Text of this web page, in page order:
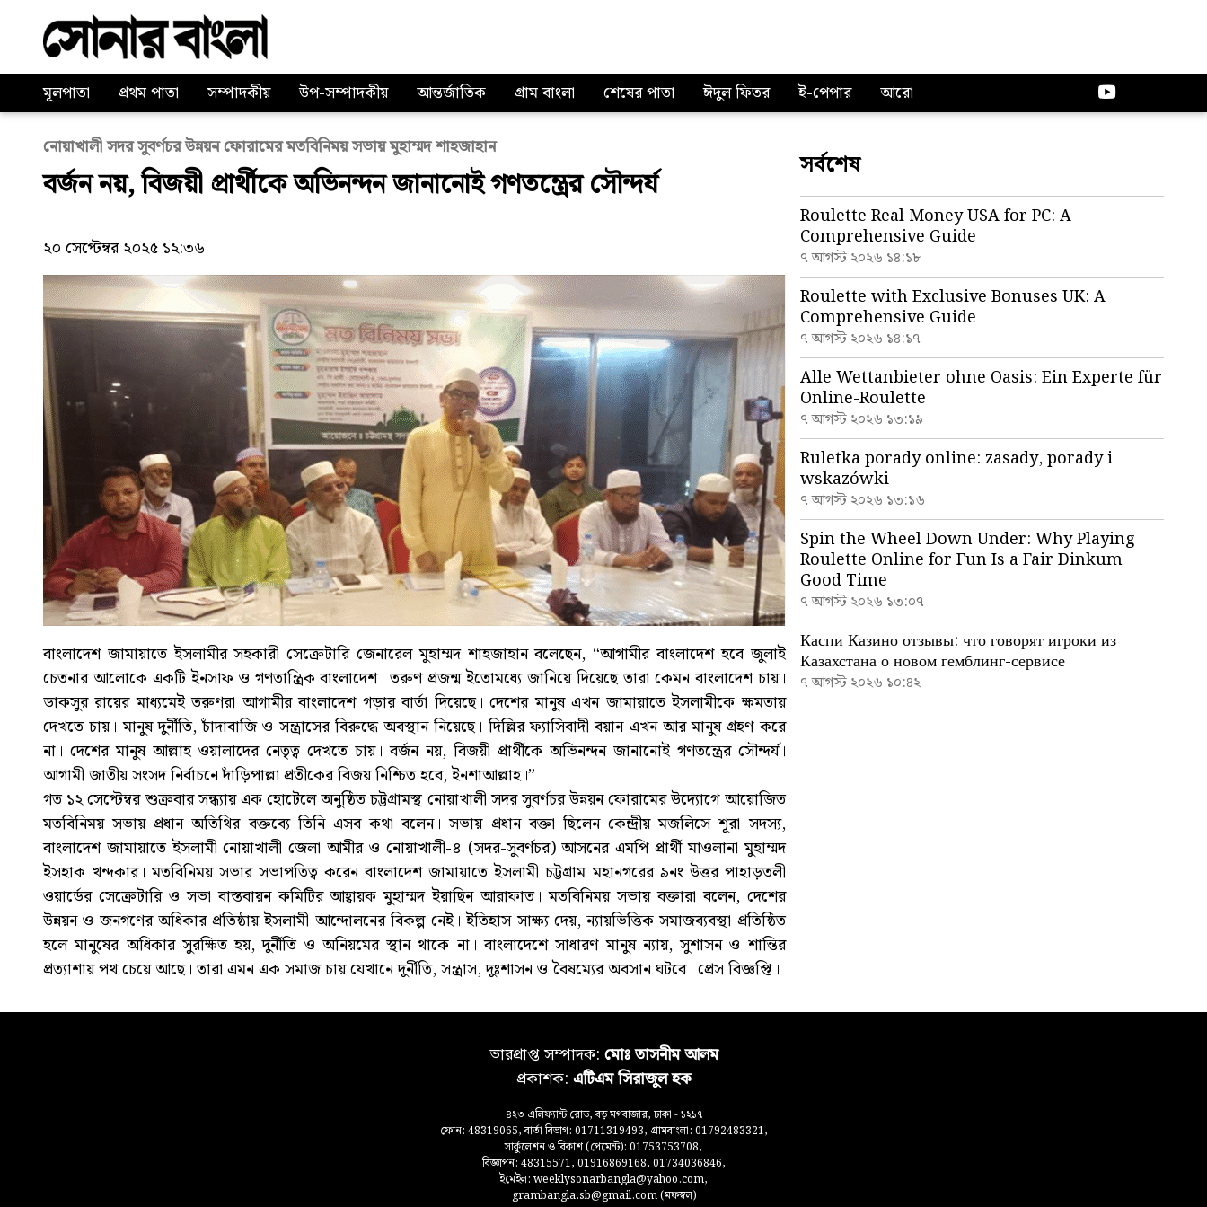
মূলপাতা প্রথম পাতা সম্পাদকীয় উপ-সম্পাদকীয় আন্তর্জাতিক গ্রাম বাংলা শেষের পাতা ঈদুল ফিতর ই-পেপার আরো
নোয়াখালী সদর সুবর্ণচর উন্নয়ন ফোরামের মতবিনিময় সভায় মুহাম্মদ শাহজাহান
বর্জন নয়, বিজয়ী প্রার্থীকে অভিনন্দন জানানোই গণতন্ত্রের সৌন্দর্য
২০ সেপ্টেম্বর ২০২৫ ১২:৩৬
বাংলাদেশ জামায়াতে ইসলামীর সহকারী সেক্রেটারি জেনারেল মুহাম্মদ শাহজাহান বলেছেন, “আগামীর বাংলাদেশ হবে জুলাই
চেতনার আলোকে একটি ইনসাফ ও গণতান্ত্রিক বাংলাদেশ। তরুণ প্রজন্ম ইতোমধ্যে জানিয়ে দিয়েছে তারা কেমন বাংলাদেশ চায়।
ডাকসুর রায়ের মাধ্যমেই তরুণরা আগামীর বাংলাদেশ গড়ার বার্তা দিয়েছে। দেশের মানুষ এখন জামায়াতে ইসলামীকে ক্ষমতায়
দেখতে চায়। মানুষ দুর্নীতি, চাঁদাবাজি ও সন্ত্রাসের বিরুদ্ধে অবস্থান নিয়েছে। দিল্লির ফ্যাসিবাদী বয়ান এখন আর মানুষ গ্রহণ করে
না। দেশের মানুষ আল্লাহ ওয়ালাদের নেতৃত্ব দেখতে চায়। বর্জন নয়, বিজয়ী প্রার্থীকে অভিনন্দন জানানোই গণতন্ত্রের সৌন্দর্য।
আগামী জাতীয় সংসদ নির্বাচনে দাঁড়িপাল্লা প্রতীকের বিজয় নিশ্চিত হবে, ইনশাআল্লাহ।”
গত ১২ সেপ্টেম্বর শুক্রবার সন্ধ্যায় এক হোটেলে অনুষ্ঠিত চট্টগ্রামস্থ নোয়াখালী সদর সুবর্ণচর উন্নয়ন ফোরামের উদ্যোগে আয়োজিত
মতবিনিময় সভায় প্রধান অতিথির বক্তব্যে তিনি এসব কথা বলেন। সভায় প্রধান বক্তা ছিলেন কেন্দ্রীয় মজলিসে শূরা সদস্য,
বাংলাদেশ জামায়াতে ইসলামী নোয়াখালী জেলা আমীর ও নোয়াখালী-৪ (সদর-সুবর্ণচর) আসনের এমপি প্রার্থী মাওলানা মুহাম্মদ
ইসহাক খন্দকার। মতবিনিময় সভার সভাপতিত্ব করেন বাংলাদেশ জামায়াতে ইসলামী চট্টগ্রাম মহানগরের ৯নং উত্তর পাহাড়তলী
ওয়ার্ডের সেক্রেটারি ও সভা বাস্তবায়ন কমিটির আহ্বায়ক মুহাম্মদ ইয়াছিন আরাফাত। মতবিনিময় সভায় বক্তারা বলেন, দেশের
উন্নয়ন ও জনগণের অধিকার প্রতিষ্ঠায় ইসলামী আন্দোলনের বিকল্প নেই। ইতিহাস সাক্ষ্য দেয়, ন্যায়ভিত্তিক সমাজব্যবস্থা প্রতিষ্ঠিত
হলে মানুষের অধিকার সুরক্ষিত হয়, দুর্নীতি ও অনিয়মের স্থান থাকে না। বাংলাদেশে সাধারণ মানুষ ন্যায়, সুশাসন ও শান্তির
প্রত্যাশায় পথ চেয়ে আছে। তারা এমন এক সমাজ চায় যেখানে দুর্নীতি, সন্ত্রাস, দুঃশাসন ও বৈষম্যের অবসান ঘটবে। প্রেস বিজ্ঞপ্তি।
সর্বশেষ
Roulette Real Money USA for PC: A
Comprehensive Guide
৭ আগস্ট ২০২৬ ১৪:১৮
Roulette with Exclusive Bonuses UK: A
Comprehensive Guide
৭ আগস্ট ২০২৬ ১৪:১৭
Alle Wettanbieter ohne Oasis: Ein Experte für
Online-Roulette
৭ আগস্ট ২০২৬ ১৩:১৯
Ruletka porady online: zasady, porady i
wskazówki
৭ আগস্ট ২০২৬ ১৩:১৬
Spin the Wheel Down Under: Why Playing
Roulette Online for Fun Is a Fair Dinkum
Good Time
৭ আগস্ট ২০২৬ ১৩:০৭
Каспи Казино отзывы: что говорят игроки из
Казахстана о новом гемблинг-сервисе
৭ আগস্ট ২০২৬ ১০:৪২
ভারপ্রাপ্ত সম্পাদক: মোঃ তাসনীম আলম
প্রকাশক: এটিএম সিরাজুল হক
৪২৩ এলিফ্যান্ট রোড, বড় মগবাজার, ঢাকা - ১২১৭
ফোন: 48319065, বার্তা বিভাগ: 01711319493, গ্রামবাংলা: 01792483321,
সার্কুলেশন ও বিকাশ (পেমেন্ট): 01753753708,
বিজ্ঞাপন: 48315571, 01916869168, 01734036846,
ইমেইল: weeklysonarbangla@yahoo.com,
grambangla.sb@gmail.com (মফস্বল)